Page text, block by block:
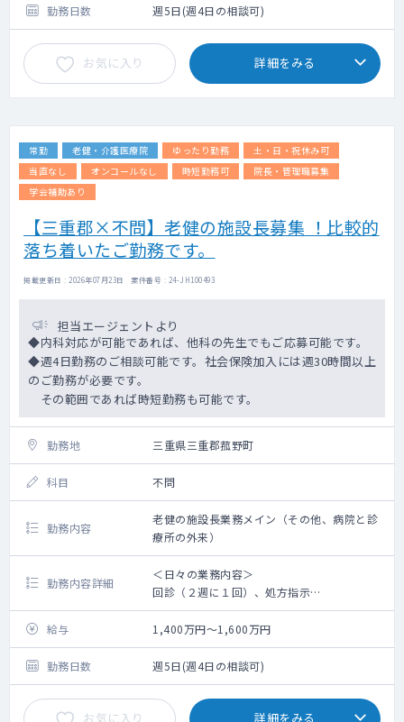
ADHD
勤務日数
週5日(週4日の相談可)
お気に入り 詳細をみる
常勤 老健・介護医療院 ゆったり勤務
土・日・祝休み可
当直なし
オンコールなし 時短勤務可
院長・管理職募集
学会補助あり
【三重郡×不問】老健の施設長募集 ！比較的
落ち着いたご勤務です。
掲載更新日 : 2026年07月23日 案件番号 : 24-JH100493
担当エージェントより
◆内科対応が可能であれば、他科の先生でもご応募可能です。
◆週4日勤務のご相談可能です。社会保険加入には週30時間以上
のご勤務が必要です。
その範囲であれば時短勤務も可能です。
勤務地 三重県三重郡菰野町
科目 不問
勤務内容
老健の施設長業務メイン（その他、病院と診
療所の外来）
勤務内容詳細
＜日々の業務内容＞
回診（２週に１回）、処方指示
体調不良者の診察
新規入所者の診察
デイケア利用者の体調不良者診察
デイケア利用者の各種計画書及びその他書類
の確認とサイン
デイケア利用者の担当者会議出席
入所利用者の各種計画書及び業務上の書類確
給与 1,400万円～1,600万円
勤務日数 週5日(週4日の相談可)
お気に入り 詳細をみる